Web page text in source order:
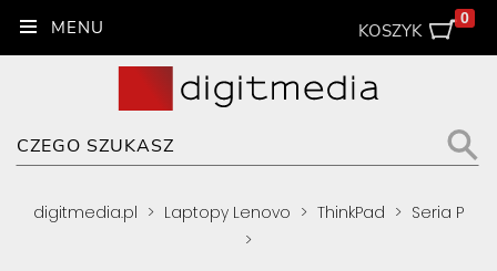
KOSZYK
0
digitmedia.pl > Laptopy Lenovo > ThinkPad > Seria P
>